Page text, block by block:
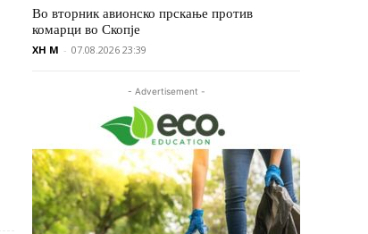
Во вторник авионско прскање против
комарци во Скопје
XH M - 07.08.2026 23:39
- Advertisement -